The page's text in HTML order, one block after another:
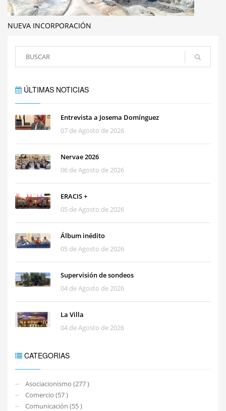
NUEVA INCORPORACIÓN
ÚLTIMAS NOTICIAS
Entrevista a Josema Domínguez
07 de Agosto de 2026
Nervae 2026
06 de Agosto de 2026
ERACIS +
05 de Agosto de 2026
Álbum inédito
05 de Agosto de 2026
Supervisión de sondeos
04 de Agosto de 2026
La Villa
04 de Agosto de 2026
CATEGORIAS
Asociacionismo (277 )
Comercio (57 )
Comunicación (55 )